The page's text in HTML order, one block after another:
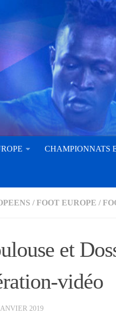
CHAMPIONNATS
/ FOOT EUROPE /
et
vidéo
2019